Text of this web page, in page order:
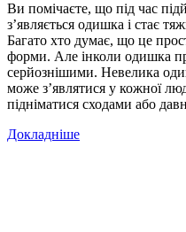
Ви помічаєте, що під час
з’являється одишка і стає
Багато хто думає, що це
форми. Але інколи одишка
серйознішими. Невелика
може з’являтися у кожної
підніматися сходами або
Докладніше